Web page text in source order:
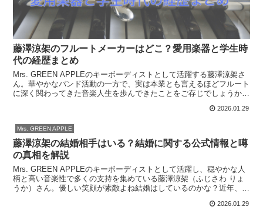
藤澤涼架のフルートメーカーはどこ？愛用楽器と学生時
代の経歴まとめ
Mrs. GREEN APPLEのキーボーディストとして活躍する藤澤涼架さ
ん。華やかなバンド活動の一方で、実は本業とも言えるほどフルート
に深く関わってきた音楽人生を歩んできたことをご存じでしょうか。
2026.01.29
Mrs. GREEN APPLE
藤澤涼架の結婚相手はいる？結婚に関する公式情報と噂
の真相を解説
Mrs. GREEN APPLEのキーボーディストとして活躍し、穏やかな人
柄と高い音楽性で多くの支持を集めている藤澤涼架（ふじさわ りょ
うか）さん。優しい笑顔が素敵よね結婚はしているのかな？近年、
2026.01.29